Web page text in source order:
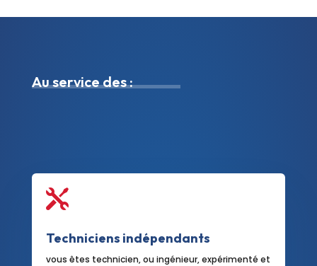
Au service des :

Techniciens indépendants
vous êtes technicien, ou ingénieur, expérimenté et